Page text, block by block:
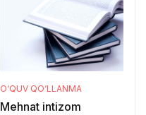
O‘QUV QO‘LLANMA
Mehnat intizom